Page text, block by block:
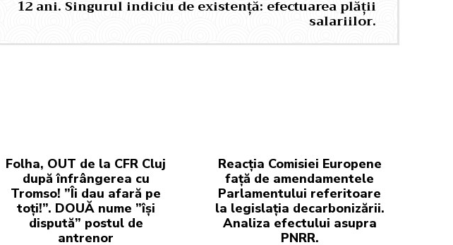
12 ani. Singurul indiciu de existență: efectuarea plății
salariilor.
Folha, OUT de la CFR Cluj
după înfrângerea cu
Tromso! ”Îi dau afară pe
toți!”. DOUĂ nume ”își
dispută” postul de
antrenor
Reacția Comisiei Europene
față de amendamentele
Parlamentului referitoare
la legislația decarbonizării.
Analiza efectului asupra
PNRR.